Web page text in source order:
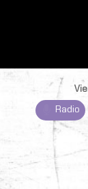
Radio